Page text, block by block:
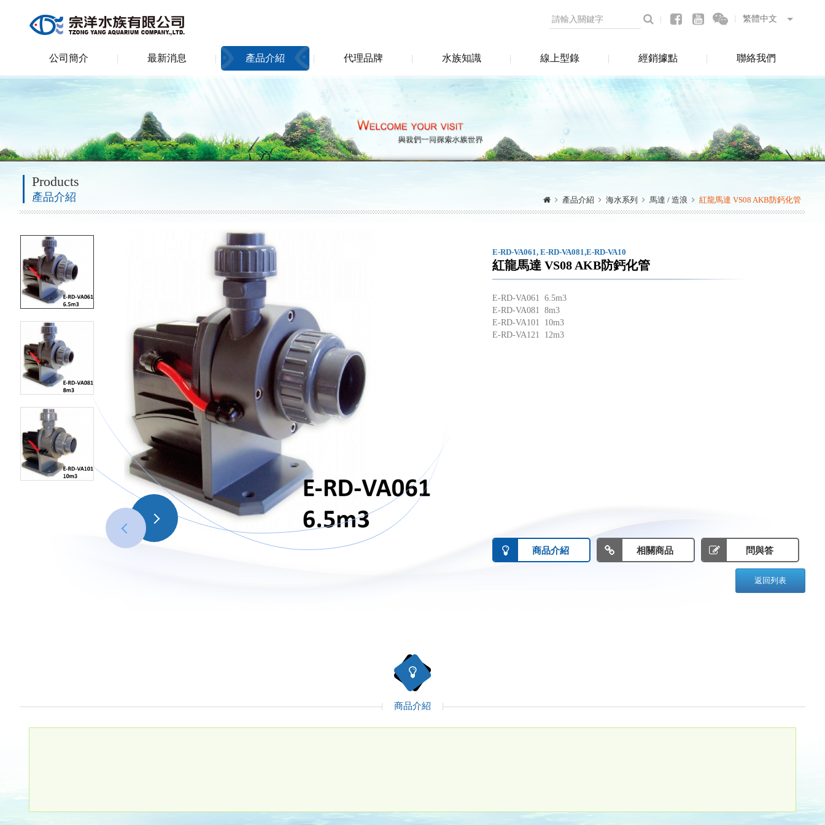
公司簡介 最新消息 產品介紹 代理品牌 水族知識 線上型錄 經銷據點 聯絡我們
Products
產品介紹 產品介紹 海水系列 馬達 / 造浪 紅龍馬達 VS08 AKB防鈣化管
E-RD-VA061, E-RD-VA081,E-RD-VA10
紅龍馬達 VS08 AKB防鈣化管
E-RD-VA061 6.5m3
E-RD-VA081 8m3
E-RD-VA101 10m3
E-RD-VA121 12m3
商品介紹 相關商品 問與答
返回列表
商品介紹